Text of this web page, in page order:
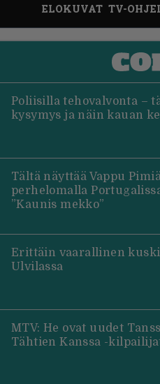
ELOKUVAT TV-
Poliisilla tehovalvonta –
kysymys ja näin kauan
Tältä näyttää Vappu
perhelomalla
”Kaunis mekko”
Erittäin vaarallinen kuski
Ulvilassa
MTV: He ovat uudet
Tähtien Kanssa -